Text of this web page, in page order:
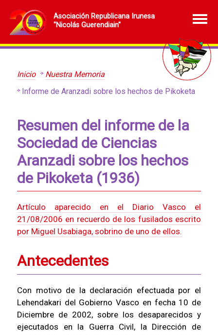
Asociación Republicana Irunesa
"Nicolás Guerendiain"
Inicio
Nuestra Memoria
Informe de Aranzadi sobre los hechos de Pikoketa
Resumen del informe de la
Sociedad de Ciencias
Aranzadi sobre los hechos
de Pikoketa (1936)
Artículo aparecido en el Diario Vasco el
21/08/2006 en recuerdo de los fusilados escrito
por Miguel Usabiaga, sobrino de uno de ellos.
Antecedentes
Con motivo de la declaración efectuada por el
Lehendakari del Gobierno Vasco en fecha 10 de
Diciembre de 2002, sobre los desaparecidos y
ejecutados en la Guerra Civil, la Dirección de